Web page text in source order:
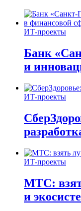
ИТ-проекты
Банк
и
ИТ-проекты
ИТ-проекты
МТС:
и